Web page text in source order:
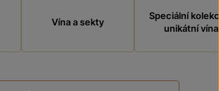
Vína a sekty
Speciální
unikátní vína